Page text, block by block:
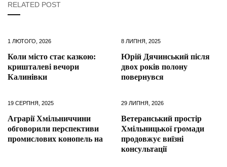
RELATED POST
1 ЛЮТОГО, 2026
Коли місто стає казкою:
кришталеві вечори
Калинівки
8 ЛИПНЯ, 2025
Юрій Дячинський після
двох років полону
повернувся
19 СЕРПНЯ, 2025
Аграрії Хмільниччини
обговорили перспективи
промислових конопель на
29 ЛИПНЯ, 2026
Ветеранський простір
Хмільницької громади
продовжує виїзні
консультації